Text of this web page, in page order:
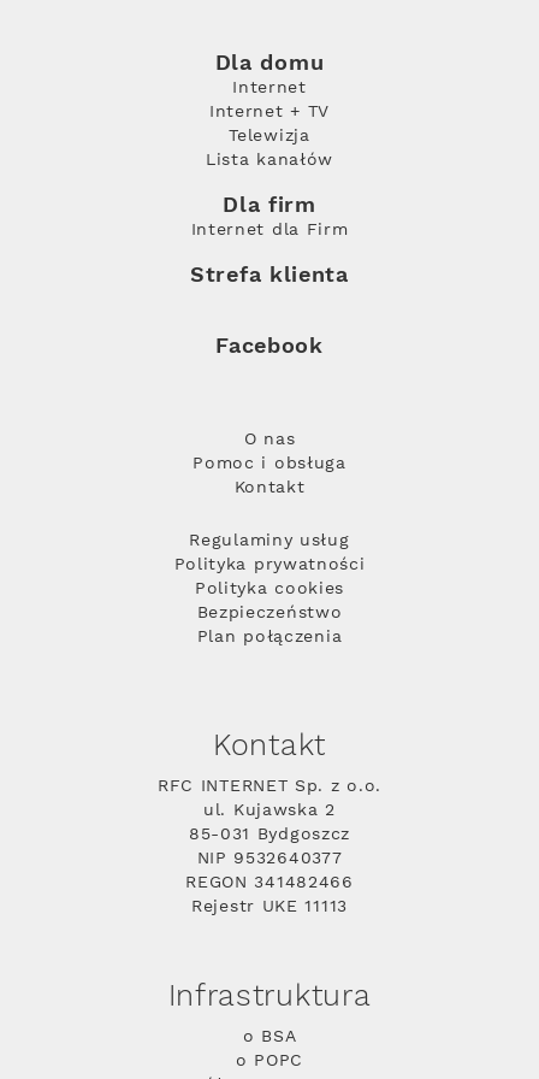
Dla domu
Internet
Internet + TV
Telewizja
Lista kanałów
Dla firm
Internet dla Firm
Strefa klienta
Facebook
O nas
Pomoc i obsługa
Kontakt
Regulaminy usług
Polityka prywatności
Polityka cookies
Bezpieczeństwo
Plan połączenia
Kontakt
RFC INTERNET Sp. z o.o.
ul. Kujawska 2
85-031 Bydgoszcz
NIP 9532640377
REGON 341482466
Rejestr UKE 11113
Infrastruktura
o BSA
o POPC